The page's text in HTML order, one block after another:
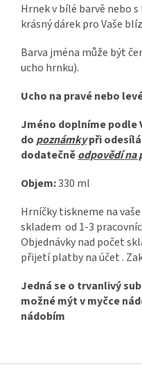
Hrnek v bílé barvě nebo
krásný dárek pro Vaše
Barva jména může být
ucho hrnku).
Ucho na pravé nebo
Jméno doplníme podle
do poznámkypři
dodatečněodpovědí na
Objem:330 ml
Hrníčky tiskneme na
skladem od 1-3
Objednávky nad počet
přijetí platby na účet .
Jedná se o trvanlivý
možné mýt v myčce
nádobím